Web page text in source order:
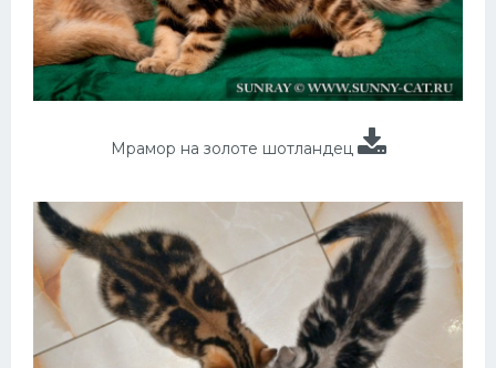
Мрамор на золоте шотландец